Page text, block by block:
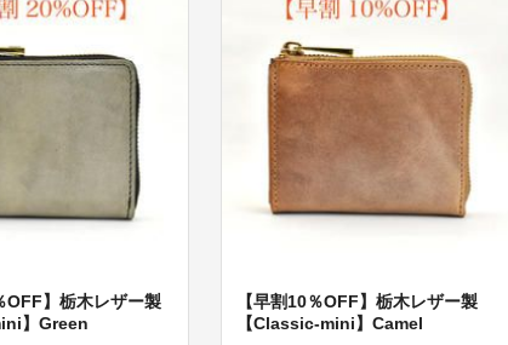
OFF】栃木レザー製
】Green
【早割10％OFF】栃木レザー製
【Classic-mini】Camel